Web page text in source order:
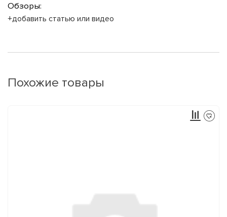
Обзоры:
+добавить статью или видео
Похожие товары